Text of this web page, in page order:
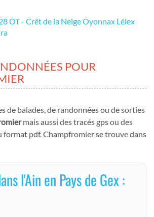
OT - Crêt de la Neige Oyonnax Lélex
POUR
de balades, de randonnées ou de sorties
mais aussi des tracés gps ou des
format pdf. Champfromier se trouve dans
l'Ain en Pays de Gex :